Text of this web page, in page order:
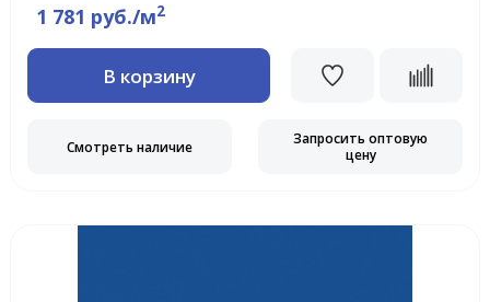
1 781 руб./м2
В корзину
Смотреть наличие
Запросить оптовую
цену